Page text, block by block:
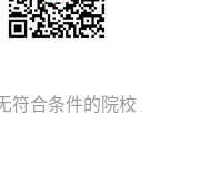
符合条件的院校